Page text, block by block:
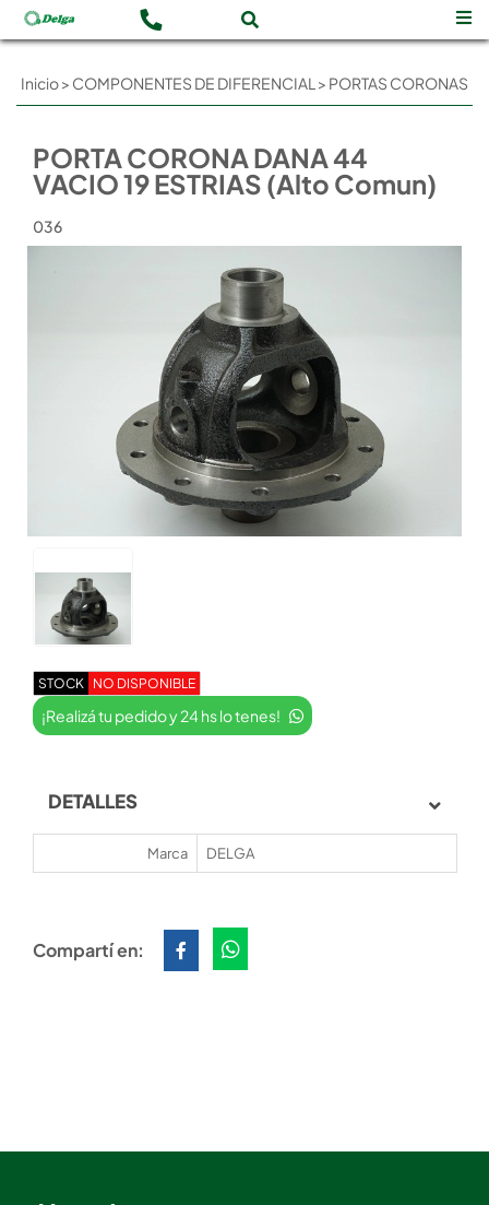
Inicio> COMPONENTES DE DIFERENCIAL > PORTAS CORONAS
PORTA CORONA DANA 44
VACIO 19 ESTRIAS (Alto Comun)
036
STOCK NO DISPONIBLE
¡Realizá tu pedido y 24 hs lo tenes!
DETALLES
Marca DELGA
Compartí en: